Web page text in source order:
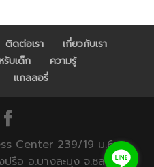
ติดต่อเรา
เกี่ยวกับเรา
รับเด็ก
ความรู้
แกลลอรี่
Center 239/19 ม.6
รือ อ.บางละมุง จ.ชลบุรี